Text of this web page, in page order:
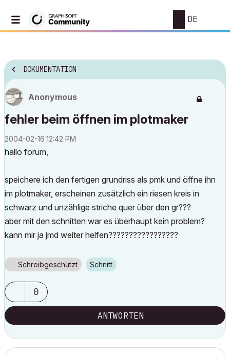
DE
DOKUMENTATION
Anonymous
fehler beim öffnen im plotmaker
‎2004-02-16 12:42 PM
hallo forum,
speichere ich den fertigen grundriss als pmk und öffne ihn
im plotmaker, erscheinen zusätzlich ein riesen kreis in
schwarz und unzählige striche quer über den gr???
aber mit den schnitten war es überhaupt kein problem?
kann mir ja jmd weiter helfen?????????????????
Schreibgeschützt Schnitt
0
ANTWORTEN